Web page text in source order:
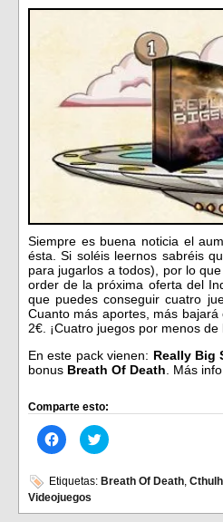
Siempre es buena noticia el
ésta. Si soléis leernos sabréis
para jugarlos a todos), por lo
order de la próxima oferta del
que puedes conseguir cuatro
Cuanto más aportes, más
2€. ¡Cuatro juegos por menos
En este pack vienen: Really Big
bonus Breath Of Death. Más
Comparte esto:
Haz
clic
en
Facebook
(Se
abre
Haz
clic
en
abre
Etiquetas: Breath Of Death,
Videojuegos